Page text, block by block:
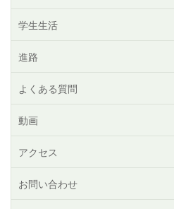
学生生活
進路
よくある質問
動画
アクセス
お問い合わせ